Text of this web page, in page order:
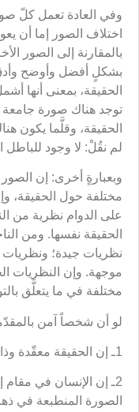
وفي العادة تعمل كلّ
اختلاف الصور إما أن
بالمقارنة إلى الصور
بشكلٍ أفضل وأوضح
الحقيقة، بمعنى أنها
توجد هناك صورة جامعة
الحقيقة، وقلَّما يكون
لم نقُلْ: لا وجود
وبعبارةٍ أخرى: إن
مختلفة حول الحقيقة،
على الدوام نظرية من
الحقيقة نفسها. ومن
نظريات جيدة؛ ونظريات
موجهة. وإن النظريات
مختلفة في ما يتعلَّق
لو أن شخصاً آمن
1ـ إن الحقيقة معقّدة وذات وجوه كثيرة.
2ـ إن الإنسان في
الصورة المنطبعة في